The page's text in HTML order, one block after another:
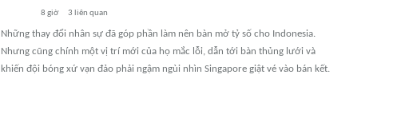
8 giờ 3 liên quan
Những thay đổi nhân sự đã góp phần làm nên bàn mở tỷ số cho Indonesia.
Nhưng cũng chính một vị trí mới của họ mắc lỗi, dẫn tới bàn thủng lưới và
khiến đội bóng xứ vạn đảo phải ngậm ngùi nhìn Singapore giật vé vào bán kết.